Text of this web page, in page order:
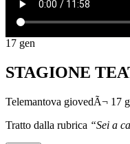
17 gen
STAGIONE
Telemantova giovedÃ¬ 17
Tratto dalla rubrica “Sei a